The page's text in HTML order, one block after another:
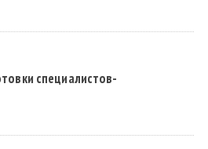
специалистов-